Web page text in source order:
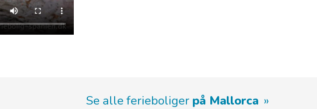
Se alle ferieboliger på Mallorca